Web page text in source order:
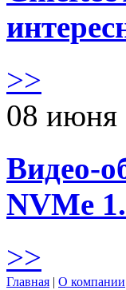
>>
08 июня
Видео-
NVMe
>>
Главная | О компании